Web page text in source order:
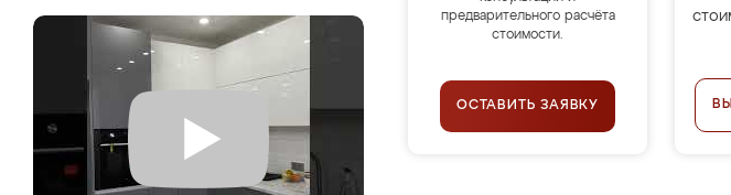
предварительного расчёта
стоимости.
ОСТАВИТЬ ЗАЯВКУ